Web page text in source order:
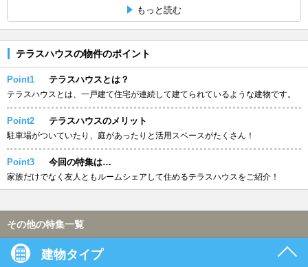
もっと読む
テラスハウスの物件のポイント
Point1 テラスハウスとは？
テラスハウスとは、一戸建て住宅が連続して建てられているような建物です。
Point2 テラスハウスのメリット
駐車場がついていたり、庭があったりと活用スペースがたくさん！
Point3 今回の特集は…
家族だけでなく友人ともルームシェアして住めるテラスハウスをご紹介！
その他の特集一覧
建物タイプ